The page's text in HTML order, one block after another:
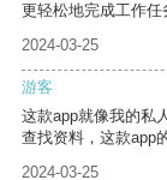
更轻松地完成工作任
2024-03-25
游客
这款app就像我的私
查找资料，这款app
2024-03-25